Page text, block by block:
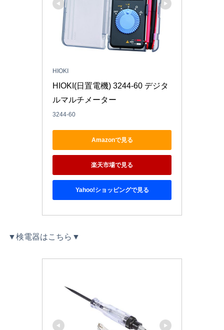
HIOKI
HIOKI(日置電機) 3244-60 デジタ
ルマルチメーター
3244-60
Amazonで見る
楽天市場で見る
Yahoo!ショッピングで見る
▼検電器はこちら▼